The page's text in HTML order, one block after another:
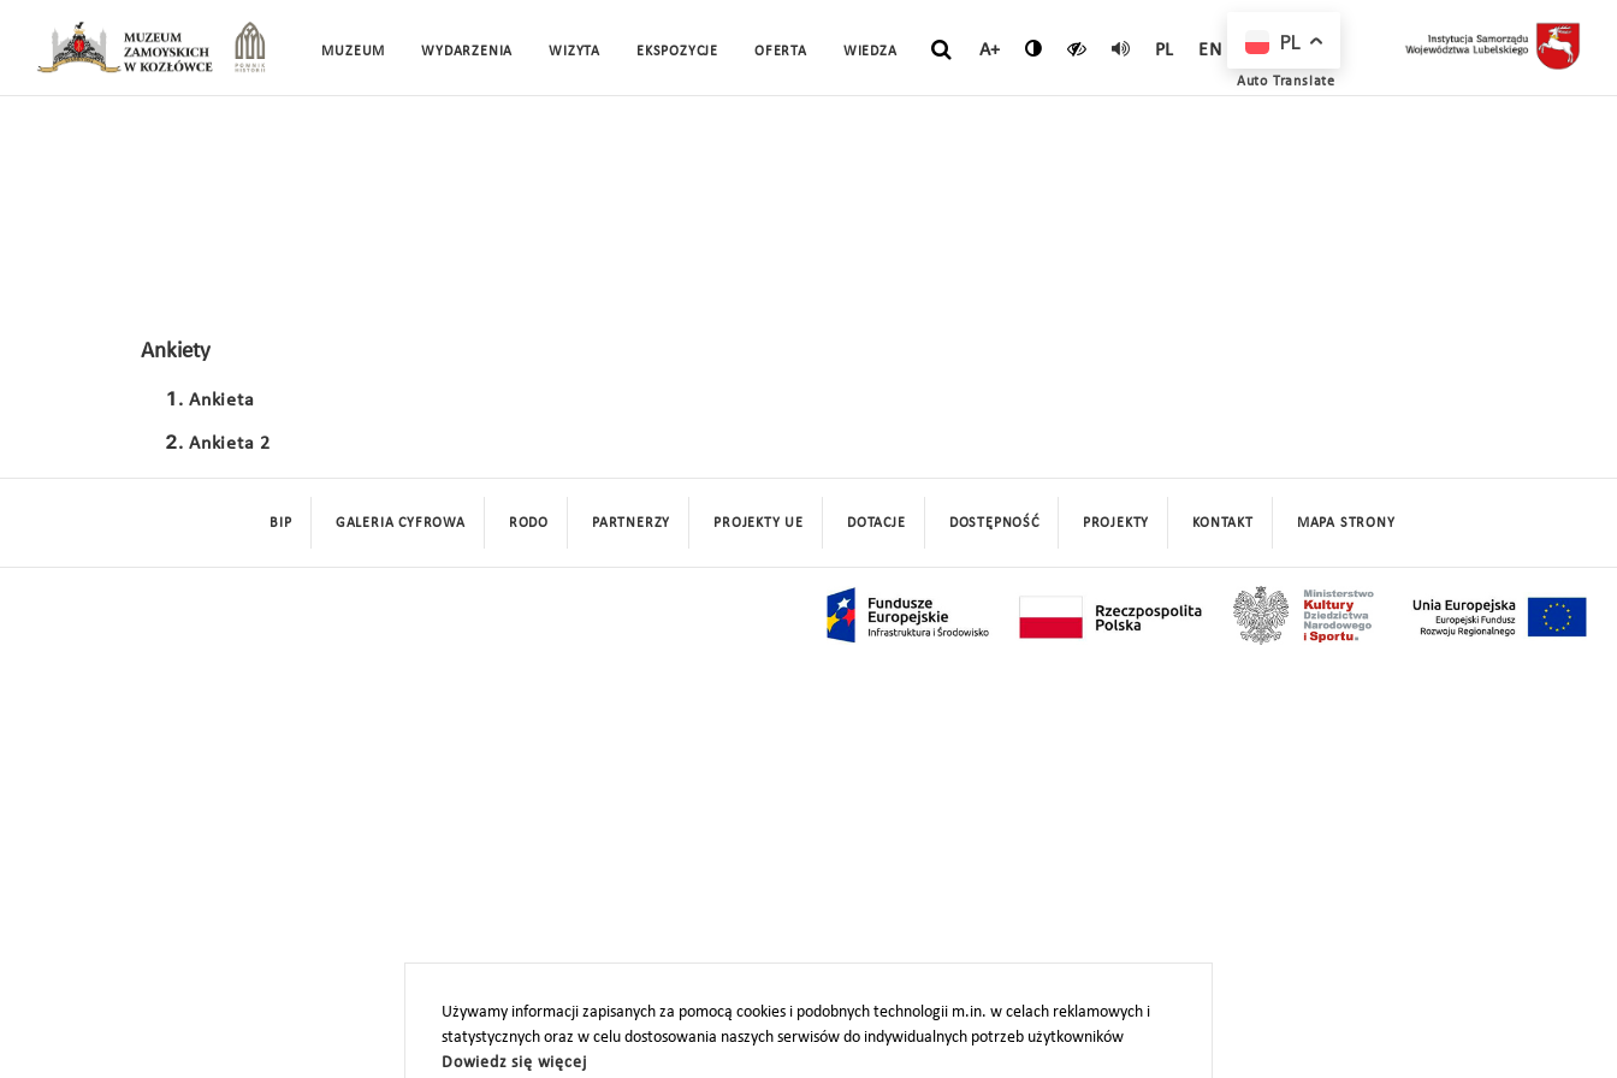
MUZEUM WYDARZENIA WIZYTA EKSPOZYCJE OFERTA WIEDZA A+ PL EN
Ankiety
Ankieta
Ankieta 2
Używamy informacji zapisanych za pomocą cookies i podobnych technologii m.in. w celach reklamowych i
statystycznych oraz w celu dostosowania naszych serwisów do indywidualnych potrzeb użytkowników
Dowiedz się więcej
BIP GALERIA CYFROWA RODO PARTNERZY PROJEKTY UE DOTACJE DOSTĘPNOŚĆ PROJEKTY KONTAKT MAPA STRONY
PL
Auto Translate